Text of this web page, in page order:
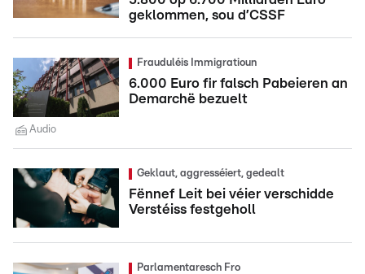
geklommen, sou d’CSSF
Frauduléis Immigratioun
6.000 Euro fir falsch Pabeieren an
Demarchë bezuelt
Audio
Geklaut, aggresséiert, gedealt
Fënnef Leit bei véier verschidde
Verstéiss festgeholl
Parlamentaresch Fro